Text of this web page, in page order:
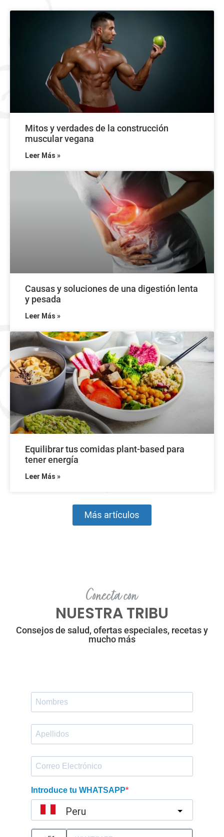
Mitos y verdades de la construcción
muscular vegana
Leer Más »
Causas y soluciones de una digestión lenta
y pesada
Leer Más »
Equilibrar tus comidas plant-based para
tener energía
Leer Más »
Más artículos
Conecta con
NUESTRA TRIBU
Consejos de salud, ofertas especiales, recetas y
mucho más
Introduce tu WHATSAPP
Peru